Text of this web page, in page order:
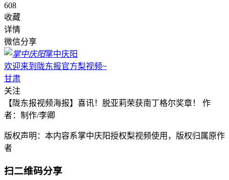
608
收藏
详情
微信分享
掌中庆阳
欢迎来到陇东报官方梨视频~
甘肃
关注
【陇东报视频海报】喜讯！脱亚莉荣获南丁格尔奖章！ 作
者：制作/李卿
版权声明：本内容系掌中庆阳授权梨视频使用，版权归属原作
者
扫二维码分享